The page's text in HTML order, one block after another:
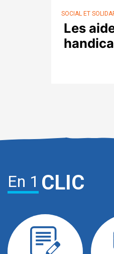
SOCIAL ET
Les
En 1 CLIC